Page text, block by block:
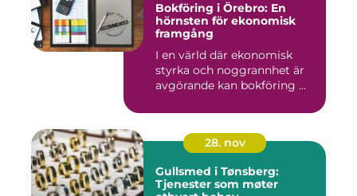
Bokföring i Örebro: En
hörnsten för ekonomisk
framgång
I en värld där ekonomisk
styrka och noggrannhet är
avgörande kan bokföring ...
28. nov
Gullsmed i Tønsberg:
Tjenester som møter